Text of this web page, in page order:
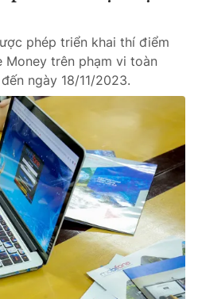
phép triển khai thí điểm
trên phạm vi toàn
ngày 18/11/2023.